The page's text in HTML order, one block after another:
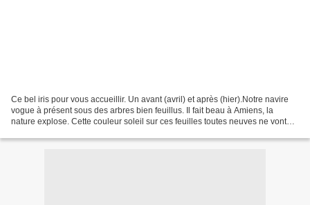
Ce bel iris pour vous accueillir. Un avant (avril) et après (hier).Notre navire
vogue à présent sous des arbres bien feuillus. Il fait beau à Amiens, la
nature explose. Cette couleur soleil sur ces feuilles toutes neuves ne vont